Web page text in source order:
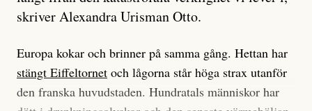
skriver Alexandra Urisman Otto.
Europa kokar och brinner på samma gång. Hettan har
stängt Eiffeltornet och lågorna står höga strax utanför
den franska huvudstaden. Hundratals människor har